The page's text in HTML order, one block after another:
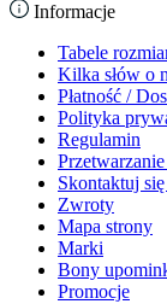
Informacje
Tabele
Kilka słów o
Płatność /
Polityka
Regulamin
Skontaktuj
Zwroty
Mapa strony
Marki
Bony
Promocje